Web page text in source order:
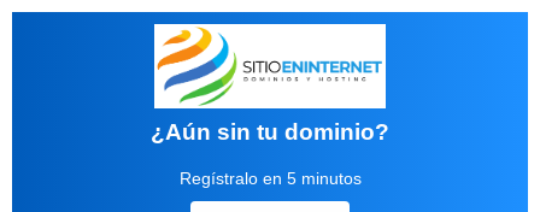
¿Aún sin tu dominio?
Regístralo en 5 minutos